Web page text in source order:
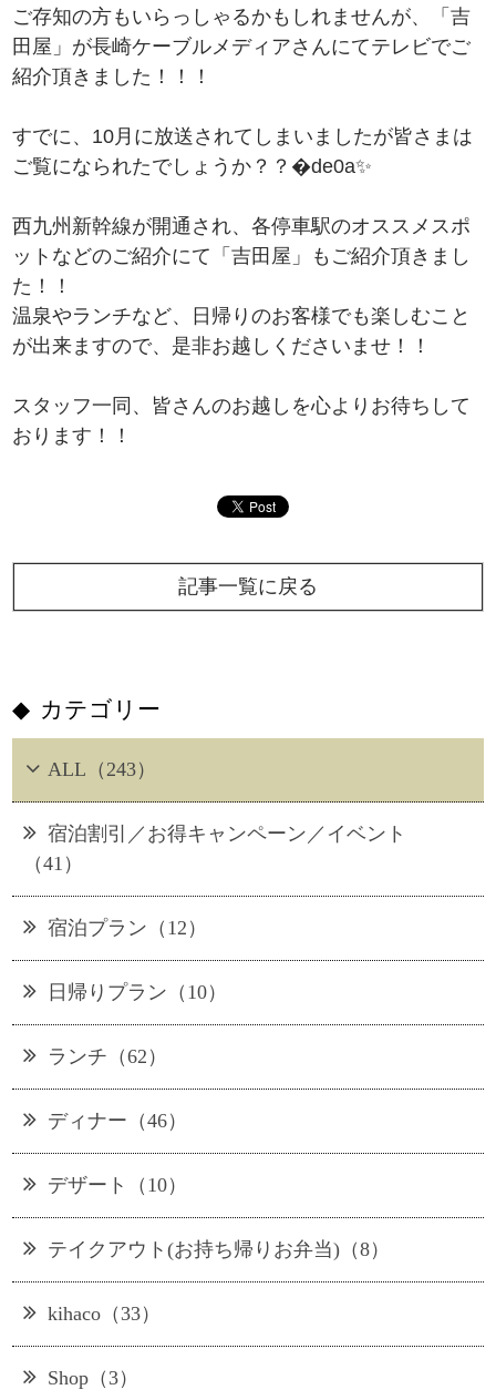
ご存知の方もいらっしゃるかもしれませんが、「吉
田屋」が長崎ケーブルメディアさんにてテレビでご
紹介頂きました！！！
すでに、10月に放送されてしまいましたが皆さまは
ご覧になられたでしょうか？？�de0a✨
西九州新幹線が開通され、各停車駅のオススメスポ
ットなどのご紹介にて「吉田屋」もご紹介頂きまし
た！！
温泉やランチなど、日帰りのお客様でも楽しむこと
が出来ますので、是非お越しくださいませ！！
スタッフ一同、皆さんのお越しを心よりお待ちして
おります！！
記事一覧に戻る
カテゴリー
ALL（243）
宿泊割引／お得キャンペーン／イベント
（41）
宿泊プラン（12）
日帰りプラン（10）
ランチ（62）
ディナー（46）
デザート（10）
テイクアウト(お持ち帰りお弁当)（8）
kihaco（33）
Shop（3）